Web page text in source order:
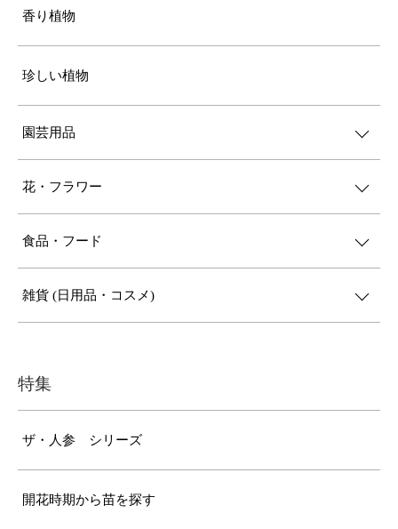
香り植物
珍しい植物
園芸用品
花・フラワー
食品・フード
雑貨 (日用品・コスメ)
特集
ザ・人参 シリーズ
開花時期から苗を探す